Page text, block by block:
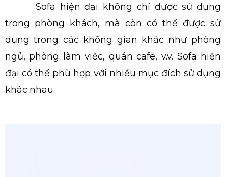
Sofa hiện đại không chỉ được sử dụng
trong phòng khách, mà còn có thể được sử
dụng trong các không gian khác như phòng
ngủ, phòng làm việc, quán cafe, v.v. Sofa hiện
đại có thể phù hợp với nhiều mục đích sử dụng
khác nhau.